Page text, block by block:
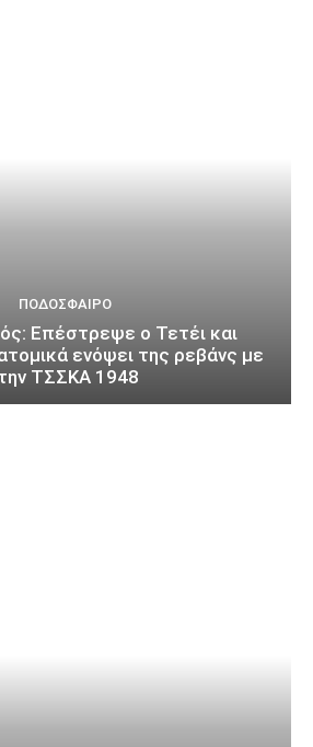
ΠΟΔΌΣΦΑΙΡΟ
Επέστρεψε ο Τετέι και
ενόψει της ρεβάνς με
ΤΣΣΚΑ 1948